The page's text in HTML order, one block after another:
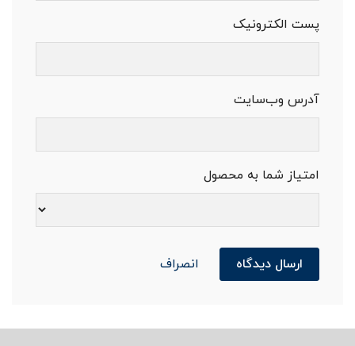
پست الکترونیک
آدرس وب‌سایت
امتیاز شما به محصول
ارسال دیدگاه انصراف